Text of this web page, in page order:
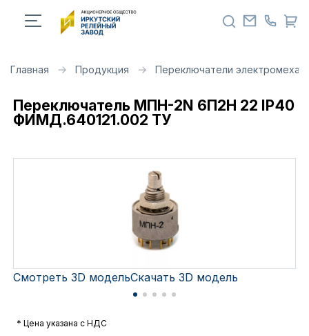
Главная Продукция Переключатели
Переключатель МПН-2N 6П2Н 22 IP40
ФИМД.640121.002 ТУ
Смотреть 3D модельСкачать 3D модель
* Цена указана с НДС